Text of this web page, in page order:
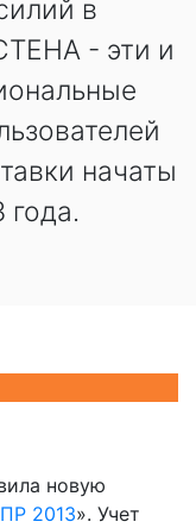
в
- эти и
начаты
года.
новую
2013». Учет